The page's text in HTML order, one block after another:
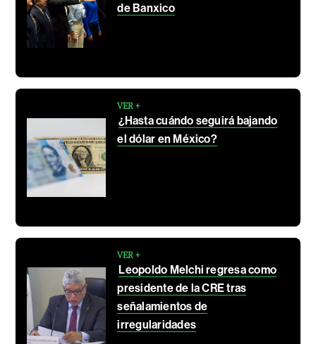
de Banxico
VER +
¿Hasta cuándo seguirá bajando
el dólar en México?
VER +
Leopoldo Melchi regresa como
presidente de la CRE tras
señalamientos de
irregularidades